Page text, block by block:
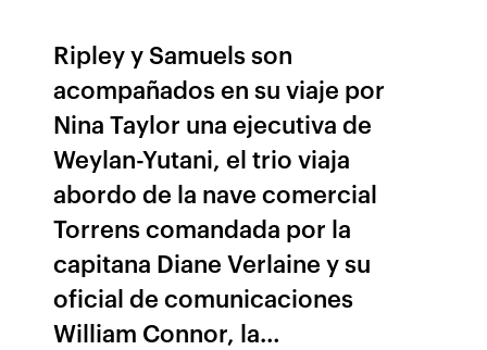
Ripley y Samuels son
acompañados en su viaje por
Nina Taylor una ejecutiva de
Weylan-Yutani, el trio viaja
abordo de la nave comercial
Torrens comandada por la
capitana Diane Verlaine y su
oficial de comunicaciones
William Connor, la…